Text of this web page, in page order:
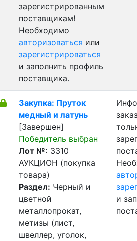
зарегистрированным
поставщикам!
Необходимо
авторизоваться или
зарегистрироваться
и заполнить профиль
поставщика.
Закупка: Пруток
медный и латунь
[Завершен]
Победитель выбран
Лот №: 3310
АУКЦИОН (покупка
товара)
Раздел: Черный и
цветной
металлопрокат,
метизы (лист,
швеллер, уголок,
и